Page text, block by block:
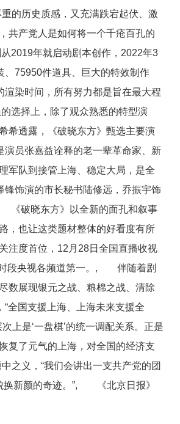
的历史质感，又充满跌宕起伏、激
共产党人是如何将一个千疮百孔的
2019年就启动剧本创作，2022年3
、75950件道具、巨大的特效制作
染时间，所有努力都是旨在最大程
择上，除了观众熟悉的特型演
希透露，《破晓东方》甄选主要演
演员张嘉益诠释的老一辈革命家、新
军队到接管上海、稳定大局，是全
锋饰演的市长秘书陆修远，乔振宇饰
破晓东方》以全新的面孔和叙事
，也让这类题材整体的好看度有所
注度首位，12月28日全国直播收视
时段央视各频道第一。, 伴随着剧
数展现银元之战、粮棉之战、清除
全国支援上海、上海未来支援全
上是‘一盘棋’的统一调配关系。正是
复了元气的上海，对全国的经济支
之义，“我们会讲出一支共产党的团
换新颜的奇迹。”, 《北京日报》